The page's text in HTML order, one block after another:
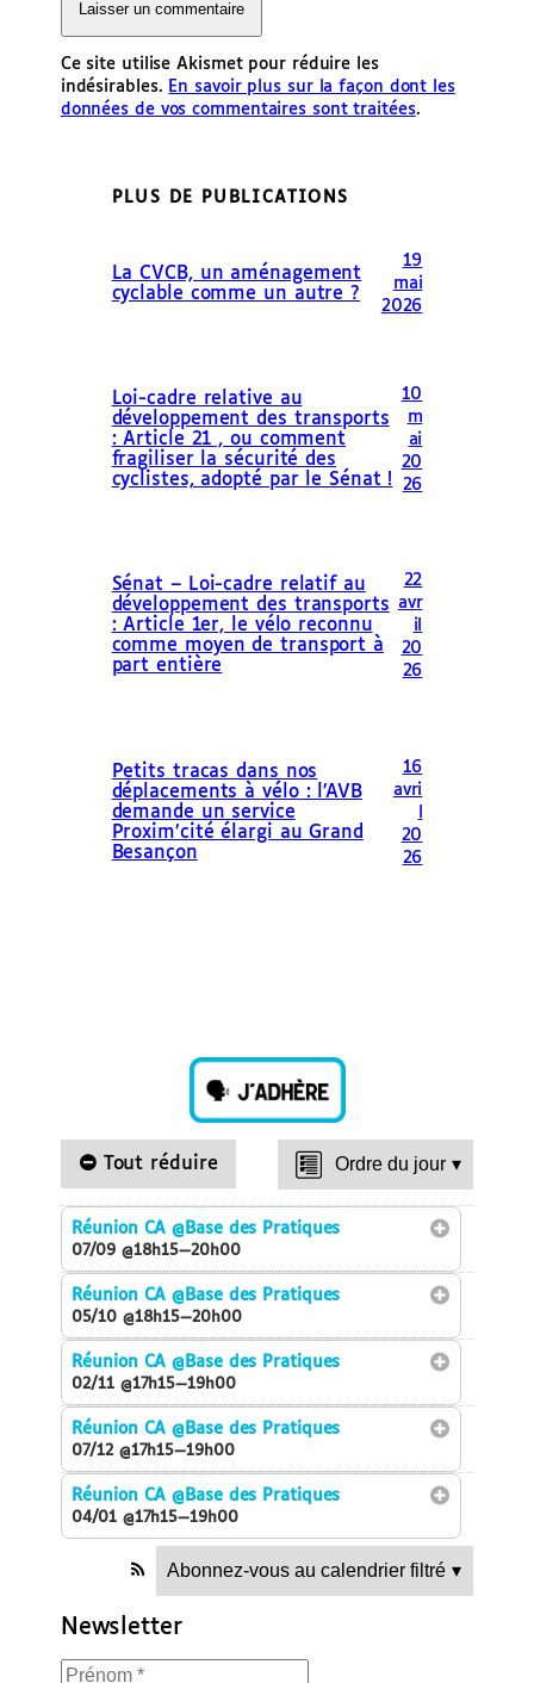
Ce site utilise Akismet pour réduire les
indésirables. En savoir plus sur la façon dont les
données de vos commentaires sont traitées.
PLUS DE PUBLICATIONS
La CVCB, un aménagement
cyclable comme un autre ?
19
mai
2026
Loi-cadre relative au
développement des transports
: Article 21 , ou comment
fragiliser la sécurité des
cyclistes, adopté par le Sénat !
10
m
ai
20
26
Sénat – Loi-cadre relatif au
développement des transports
: Article 1er, le vélo reconnu
comme moyen de transport à
part entière
22
avr
il
20
26
Petits tracas dans nos
déplacements à vélo : l’AVB
demande un service
Proxim’cité élargi au Grand
Besançon
16
avri
20
26
Tout réduire Ordre du jour ▾
Réunion CA@Base des Pratiques
07/09 @18h15—20h00
Réunion CA@Base des Pratiques
05/10 @18h15—20h00
Réunion CA@Base des Pratiques
02/11 @17h15—19h00
Réunion CA@Base des Pratiques
07/12 @17h15—19h00
Réunion CA@Base des Pratiques
04/01 @17h15—19h00
Abonnez-vous au calendrier filtré ▾
Newsletter